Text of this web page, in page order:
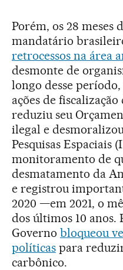
Porém, os 28 meses
mandatário
retrocessos na área
desmonte de
longo desse
ações de
reduziu seu
ilegal e
Pesquisas Espaciais
monitoramento de
desmatamento da
e registrou
2020 —em 2021, o
dos últimos 10 anos.
Governo bloqueou
políticaspara reduzir
carbônico.